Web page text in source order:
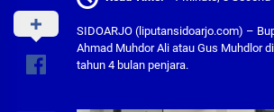
SIDOARJO (liputansidoarjo.com) –
Ahmad Muhdor Ali atau Gus Muhdlor
tahun 4 bulan penjara.